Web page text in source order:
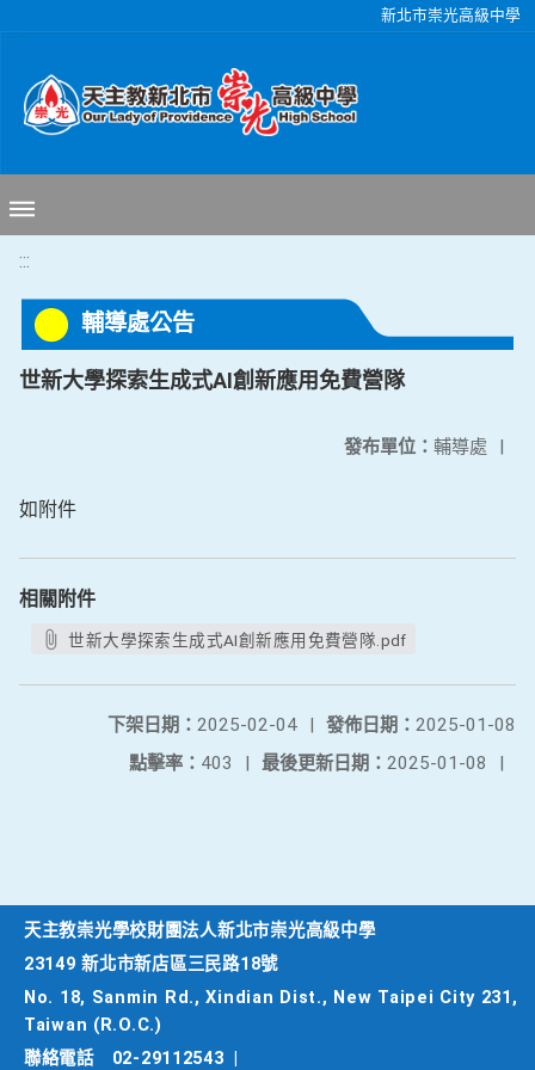
新北市崇光高級中學
:::
輔導處公告
世新大學探索生成式AI創新應用免費營隊
發布單位： 輔導處 |
如附件
相關附件
世新大學探索生成式AI創新應用免費營隊.pdf
發佈日期： 2025-01-08
下架日期： 2025-02-04
|
最後更新日期： 2025-01-08 |
點擊率： 403 |
天主教崇光學校財團法人新北市崇光高級中學
23149 新北市新店區三民路18號
No. 18, Sanmin Rd., Xindian Dist., New Taipei City 231,
Taiwan (R.O.C.)
聯絡電話
02-29112543